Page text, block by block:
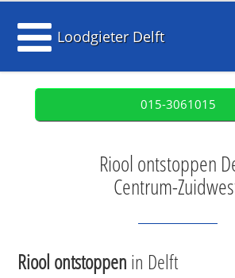
Loodgieter Delft
015-3061015
Riool ontstoppen
Centrum-
Riool ontstoppen in Delft